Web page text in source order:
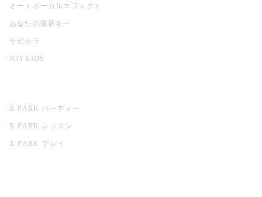
オートボーカルエフェクト
あなたの最適キー
サビカラ
JOYKIDS
X PARK パーティー
X PARK レッスン
X PARK プレイ